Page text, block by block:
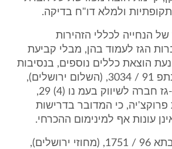
ולמלא דו"ח בדיקה.
בגדר של הנחייה לכללי הזהירות
הגז לעמוד בהן, מבלי קביעת
הוצאת כללים נוספים, בנסיבות
עניין כזה או אחר. בתפ 91 / 3034, (השלום ירושלים),
מדינת ישראל נ' פז-גז חברה לשיווק בעמ נו (4) 29,
כי המדובר בדרישות
עונות אף למינימום ההכרחי.
כבוד השופט קמא בתא 96 / 1751, (מחוזי ירושלים),